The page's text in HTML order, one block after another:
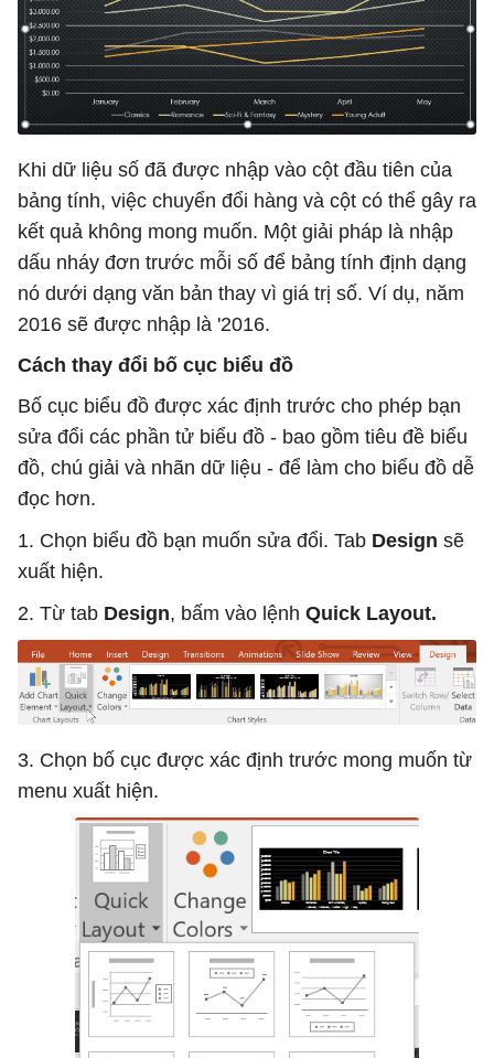
Khi dữ liệu số đã được nhập vào cột đầu tiên của
bảng tính, việc chuyển đổi hàng và cột có thể gây ra
kết quả không mong muốn. Một giải pháp là nhập
dấu nháy đơn trước mỗi số để bảng tính định dạng
nó dưới dạng văn bản thay vì giá trị số. Ví dụ, năm
2016 sẽ được nhập là '2016.
Cách thay đổi bố cục biểu đồ
Bố cục biểu đồ được xác định trước cho phép bạn
sửa đổi các phần tử biểu đồ - bao gồm tiêu đề biểu
đồ, chú giải và nhãn dữ liệu - để làm cho biểu đồ dễ
đọc hơn.
1. Chọn biểu đồ bạn muốn sửa đổi. Tab Design sẽ
xuất hiện.
2. Từ tab Design, bấm vào lệnh Quick Layout.
3. Chọn bố cục được xác định trước mong muốn từ
menu xuất hiện.